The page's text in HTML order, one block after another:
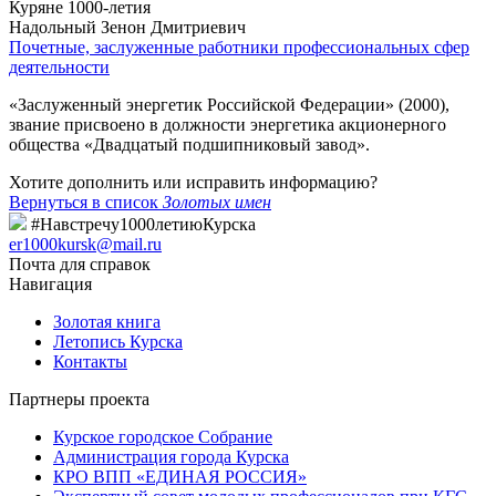
Куряне 1000-летия
Надольный Зенон Дмитриевич
Почетные, заслуженные работники профессиональных сфер
деятельности
«Заслуженный энергетик Российской Федерации» (2000),
звание присвоено в должности энергетика акционерного
общества «Двадцатый подшипниковый завод».
Хотите дополнить или исправить информацию?
Вернуться в список Золотых имен
#Навстречу1000летиюКурска
er1000kursk@mail.ru
Почта для справок
Навигация
Золотая книга
Летопись Курска
Контакты
Партнеры проекта
Курское городское Собрание
Администрация города Курска
КРО ВПП «ЕДИНАЯ РОССИЯ»